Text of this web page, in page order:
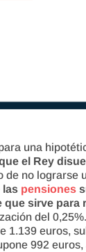
una
el Rey
de no lograrse
las pensiones
que sirve para
del
1.139 euros,
992